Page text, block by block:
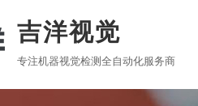
吉洋视觉
专注机器视觉检测全自动化服务商